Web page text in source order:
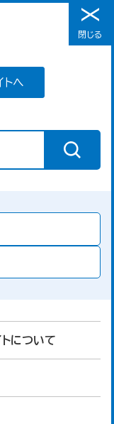
メニュー
トへ
について
閉じる